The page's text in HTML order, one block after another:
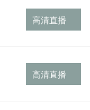
高清直播
高清直播